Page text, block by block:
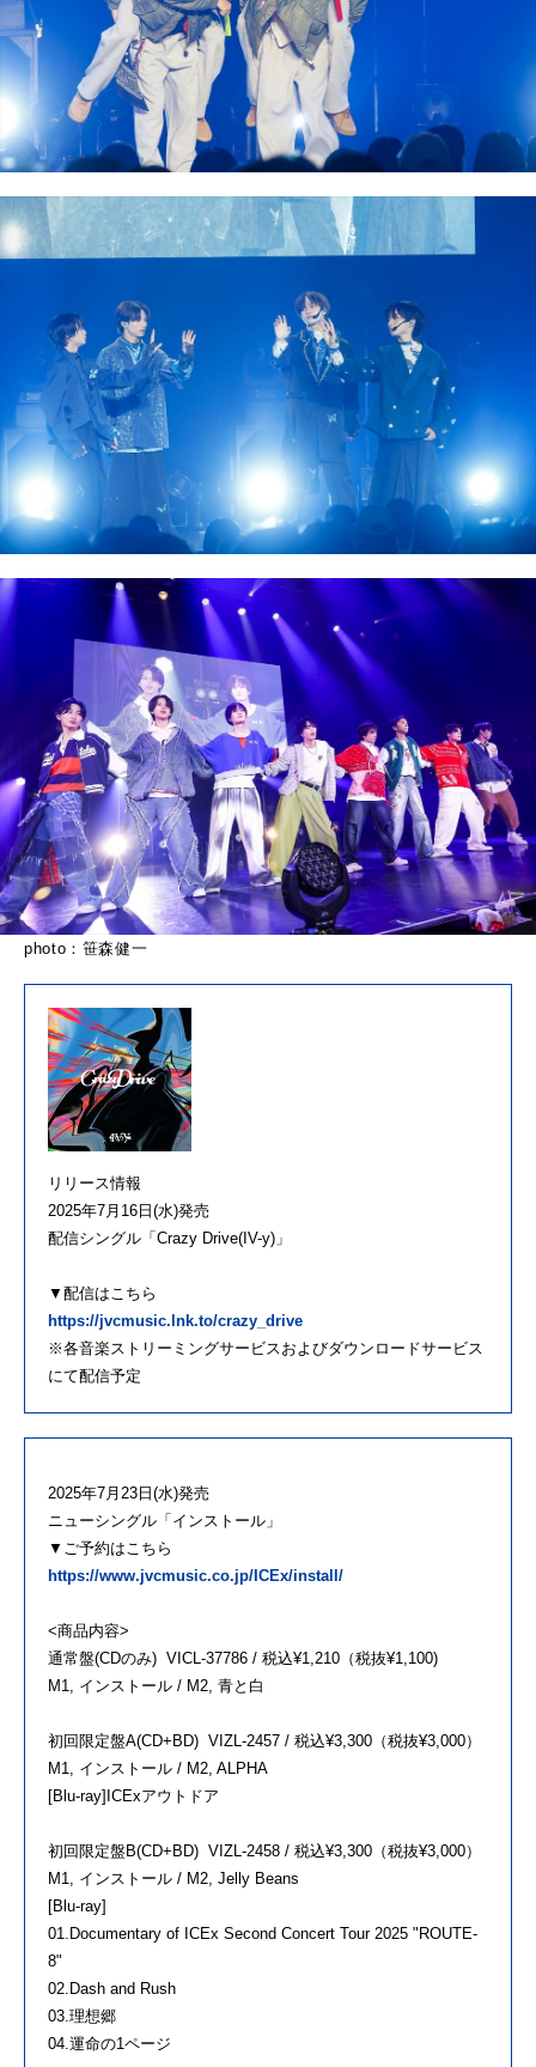
photo：笹森健一
リリース情報
2025年7月16日(水)発売
配信シングル「Crazy Drive(IV-y)」
▼配信はこちら
https://jvcmusic.lnk.to/crazy_drive
※各音楽ストリーミングサービスおよびダウンロードサービス
にて配信予定
2025年7月23日(水)発売
ニューシングル「インストール」
▼ご予約はこちら
https://www.jvcmusic.co.jp/ICEx/install/
<商品内容>
通常盤(CDのみ) VICL-37786 / 税込¥1,210（税抜¥1,100)
M1, インストール / M2, 青と白
初回限定盤A(CD+BD) VIZL-2457 / 税込¥3,300（税抜¥3,000）
M1, インストール / M2, ALPHA
[Blu-ray]ICExアウトドア
初回限定盤B(CD+BD) VIZL-2458 / 税込¥3,300（税抜¥3,000）
M1, インストール / M2, Jelly Beans
[Blu-ray]
01.Documentary of ICEx Second Concert Tour 2025 "ROUTE-
8"
02.Dash and Rush
03.理想郷
04.運命の1ページ